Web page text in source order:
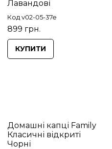
Лавандові
Код v02-05-37e
899 грн.
КУПИТИ
Домашні капці Family
Класичні відкриті
Чорні